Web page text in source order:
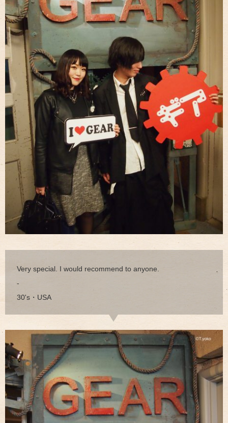
Very special. I would recommend to anyone.
-
30's・USA